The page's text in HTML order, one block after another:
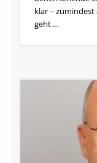
beherrschende
klar –
geht …